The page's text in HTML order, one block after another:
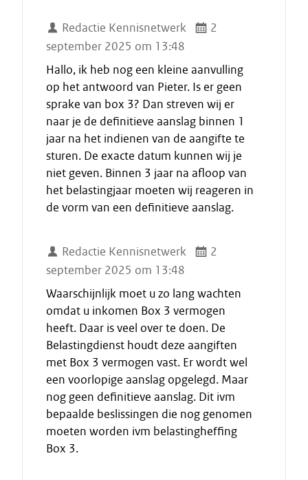
a
a
t
Redactie Kennisnetwerk
2
september 2025 om 13:48
Hallo, ik heb nog een kleine aanvulling
op het antwoord van Pieter. Is er geen
sprake van box 3? Dan streven wij er
naar je de definitieve aanslag binnen 1
jaar na het indienen van de aangifte te
sturen. De exacte datum kunnen wij je
niet geven. Binnen 3 jaar na afloop van
het belastingjaar moeten wij reageren in
de vorm van een definitieve aanslag.
Redactie Kennisnetwerk
2
september 2025 om 13:48
Waarschijnlijk moet u zo lang wachten
omdat u inkomen Box 3 vermogen
heeft. Daar is veel over te doen. De
Belastingdienst houdt deze aangiften
met Box 3 vermogen vast. Er wordt wel
een voorlopige aanslag opgelegd. Maar
nog geen definitieve aanslag. Dit ivm
bepaalde beslissingen die nog genomen
moeten worden ivm belastingheffing
Box 3.